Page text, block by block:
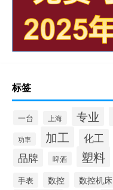
标签
一台 上海 专业
功率 加工 化工
品牌 啤酒 塑料
手表 数控 数控机床